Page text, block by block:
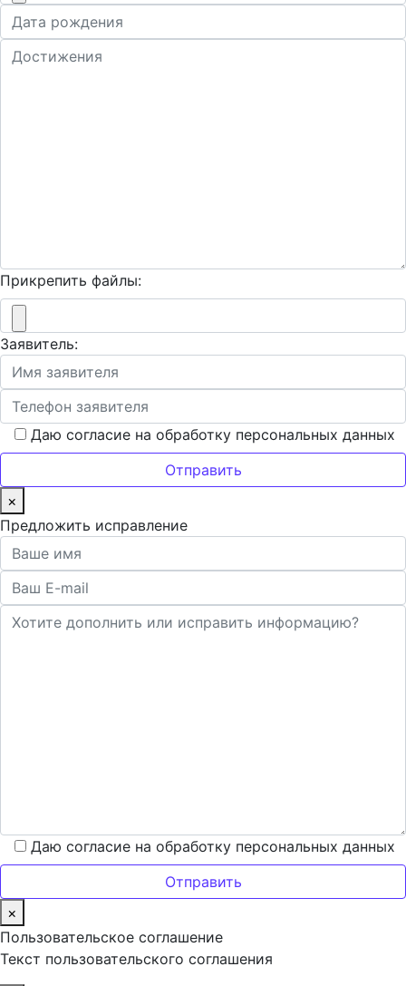
Прикрепить файлы:
Заявитель:
Даю согласие на обработку персональных данных
×
Предложить исправление
Даю согласие на обработку персональных данных
×
Пользовательское соглашение
Текст пользовательского соглашения